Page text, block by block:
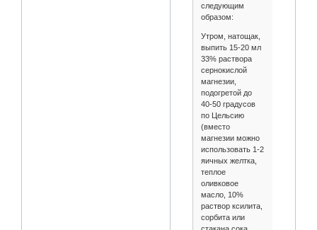
следующим
образом:
Утром, натощак,
выпить 15-20 мл
33% раствора
сернокислой
магнезии,
подогретой до
40-50 градусов
по Цельсию
(вместо
магнезии можно
использовать 1-2
яичных желтка,
теплое
оливковое
масло, 10%
раствор ксилита,
сорбита или